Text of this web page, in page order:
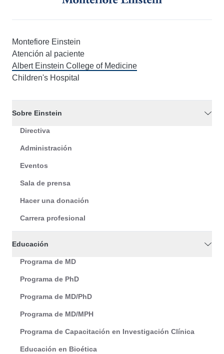
Montefiore Einstein
Atención al paciente
Albert Einstein College of Medicine
Children's Hospital
Sobre Einstein
Directiva
Administración
Eventos
Sala de prensa
Hacer una donación
Carrera profesional
Educación
Programa de MD
Programa de PhD
Programa de MD/PhD
Programa de MD/MPH
Programa de Capacitación en Investigación Clínica
Educación en Bioética